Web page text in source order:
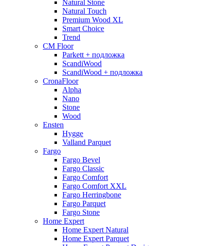
Natural Stone
Natural Touch
Premium Wood XL
Smart Choice
Trend
CM Floor
Parkett + подложка
ScandiWood
ScandiWood + подложка
CronaFloor
Alpha
Nano
Stone
Wood
Ensten
Hygge
Valland Parquet
Fargo
Fargo Bevel
Fargo Classic
Fargo Comfort
Fargo Comfort XXL
Fargo Herringbone
Fargo Parquet
Fargo Stone
Home Expert
Home Expert Natural
Home Expert Parquet